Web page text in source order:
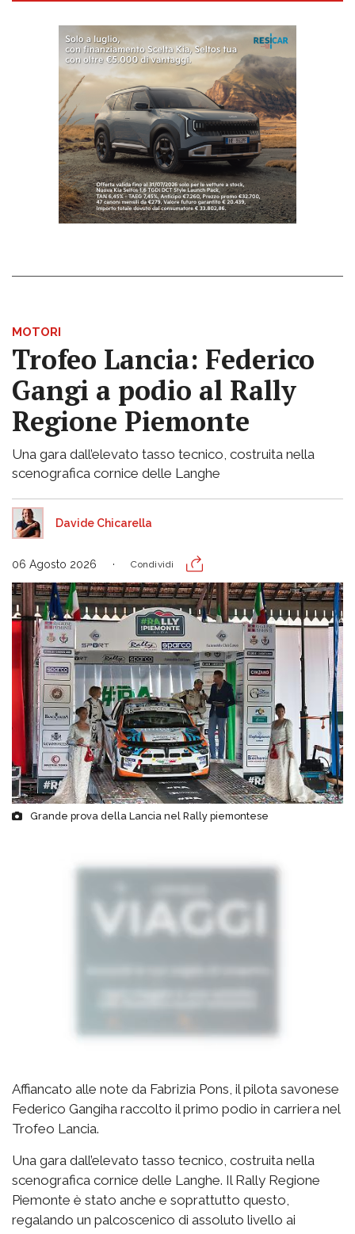
MOTORI
Trofeo Lancia: Federico
Gangi a podio al Rally
Regione Piemonte
Una gara dall’elevato tasso tecnico, costruita nella
scenografica cornice delle Langhe
Davide Chicarella
06 Agosto 2026 Condividi
Grande prova della Lancia nel Rally piemontese
Affiancato alle note da Fabrizia Pons, il pilota savonese
Federico Gangiha raccolto il primo podio in carriera nel
Trofeo Lancia.
Una gara dall’elevato tasso tecnico, costruita nella
scenografica cornice delle Langhe. Il Rally Regione
Piemonte è stato anche e soprattutto questo,
regalando un palcoscenico di assoluto livello ai